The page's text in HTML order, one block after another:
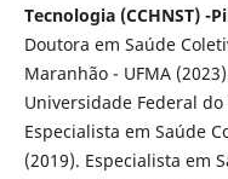
Tecnologia (CCHNST) -
Doutora em Saúde
Maranhão - UFMA
Universidade Federal
Especialista em Saúde
(2019). Especialista em